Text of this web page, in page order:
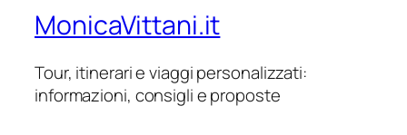
MonicaVittani.it
Tour, itinerari e viaggi personalizzati:
informazioni, consigli e proposte